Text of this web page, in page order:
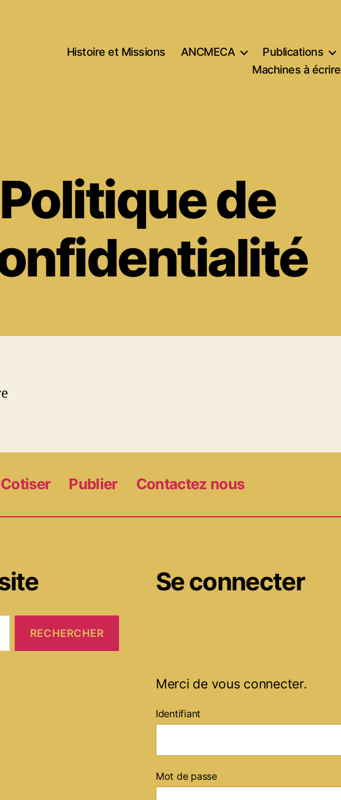
Histoire et Missions ANCMECA Publications
Machines à écrire
Politique de
Cotiser Publier Contactez nous
Se connecter
Merci de vous connecter.
Identifiant
Mot de passe